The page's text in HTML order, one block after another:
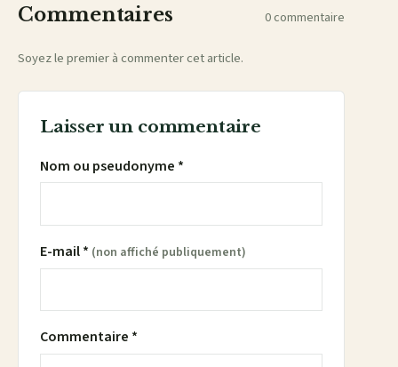
Commentaires 0 commentaire
Soyez le premier à commenter cet article.
Laisser un commentaire
Nom ou pseudonyme *
E-mail * (non affiché publiquement)
Commentaire *